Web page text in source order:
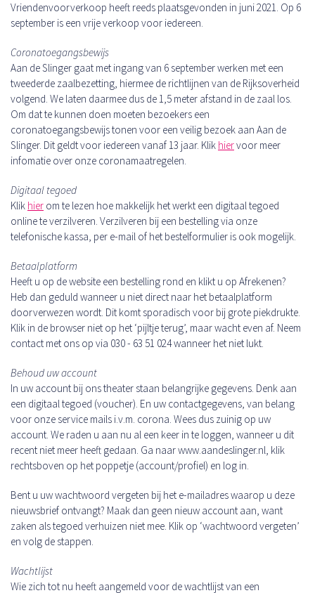
Vriendenvoorverkoop heeft reeds plaatsgevonden in juni 2021. Op 6
september is een vrije verkoop voor iedereen.
Coronatoegangsbewijs
Aan de Slinger gaat met ingang van 6 september werken met een
tweederde zaalbezetting, hiermee de richtlijnen van de Rijksoverheid
volgend. We laten daarmee dus de 1,5 meter afstand in de zaal los.
Om dat te kunnen doen moeten bezoekers een
coronatoegangsbewijs tonen voor een veilig bezoek aan Aan de
Slinger. Dit geldt voor iedereen vanaf 13 jaar. Klik hiervoor meer
infomatie over onze coronamaatregelen.
Digitaal tegoed
Klik hier om te lezen hoe makkelijk het werkt een digitaal tegoed
online te verzilveren. Verzilveren bij een bestelling via onze
telefonische kassa, per e-mail of het bestelformulier is ook mogelijk.
Betaalplatform
Heeft u op de website een bestelling rond en klikt u op Afrekenen?
Heb dan geduld wanneer u niet direct naar het betaalplatform
doorverwezen wordt. Dit komt sporadisch voor bij grote piekdrukte.
Klik in de browser niet op het ‘pijltje terug’, maar wacht even af. Neem
contact met ons op via 030 - 63 51 024 wanneer het niet lukt.
Behoud uw account
In uw account bij ons theater staan belangrijke gegevens. Denk aan
een digitaal tegoed (voucher). En uw contactgegevens, van belang
voor onze service mails i.v.m. corona. Wees dus zuinig op uw
account. We raden u aan nu al een keer in te loggen, wanneer u dit
recent niet meer heeft gedaan. Ga naar www.aandeslinger.nl, klik
rechtsboven op het poppetje (account/profiel) en log in.
Bent u uw wachtwoord vergeten bij het e-mailadres waarop u deze
nieuwsbrief ontvangt? Maak dan geen nieuw account aan, want
zaken als tegoed verhuizen niet mee. Klik op ‘wachtwoord vergeten’
en volg de stappen.
Wachtlijst
Wie zich tot nu heeft aangemeld voor de wachtlijst van een